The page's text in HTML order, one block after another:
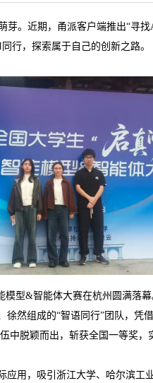
芽。近期，甬派客户端推出“寻
行，探索属于自己的创新之路。
模型&智能体大赛在杭州圆满落
徐然组成的“智语同行”团队，凭
中脱颖而出，斩获全国一等奖
应用，吸引浙江大学、哈尔滨工